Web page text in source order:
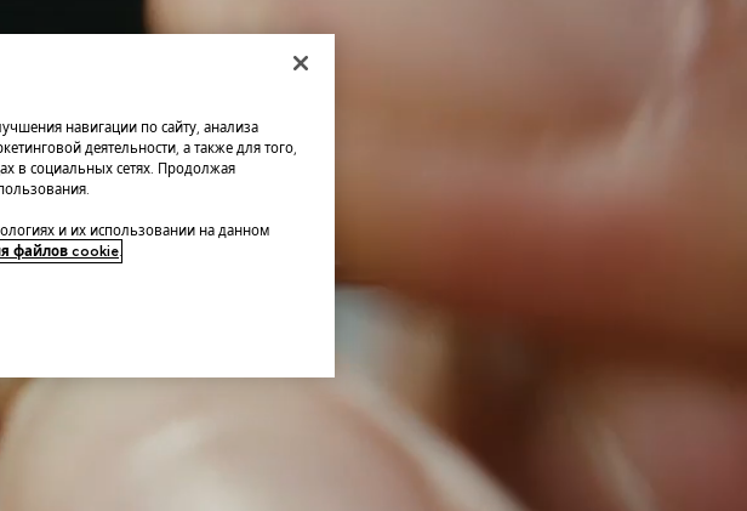
навигации по сайту, анализа
деятельности, а также для того,
в социальных сетях. Продолжая
и их использовании на данном
файлов cookie.